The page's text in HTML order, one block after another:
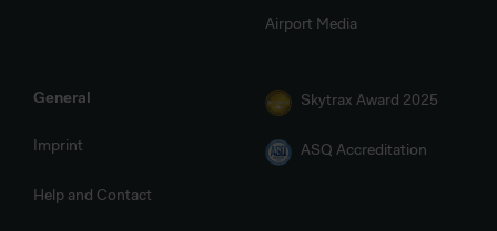
Airport Media
General
Imprint
Help and Contact
Skytrax Award 2025
ASQ Accreditation